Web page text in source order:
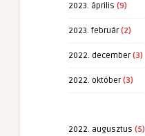
2023. április (9)
2023. február(2)
2022. december(3)
2022. október(3)
2022. augusztus (5)